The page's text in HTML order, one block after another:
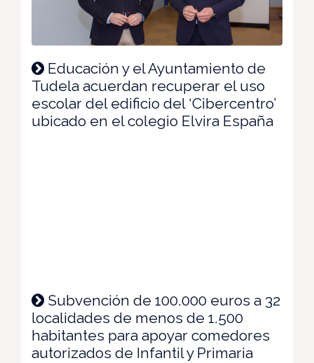
Educación y el Ayuntamiento de
Tudela acuerdan recuperar el uso
escolar del edificio del ‘Cibercentro’
ubicado en el colegio Elvira España
Subvención de 100.000 euros a 32
localidades de menos de 1.500
habitantes para apoyar comedores
autorizados de Infantil y Primaria